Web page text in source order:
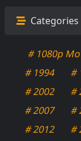
Categories
# 1080p
# 1994
#
# 2002
#
# 2007
#
# 2012
#